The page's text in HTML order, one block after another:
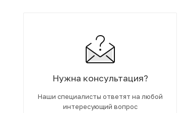
Нужна консультация?
Наши специалисты ответят на любой
интересующий вопрос